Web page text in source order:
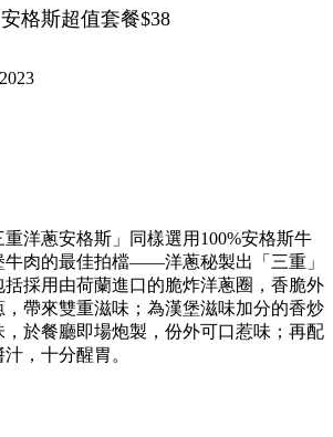
安格斯超值套餐$38
洋蔥安格斯」同樣選用100%安格斯牛
牛肉的最佳拍檔——洋蔥秘製出「三重」
採用由荷蘭進口的脆炸洋蔥圈，香脆外
，帶來雙重滋味；為漢堡滋味加分的香炒
於餐廳即場炮製，份外可口惹味；再配
，十分醒胃。